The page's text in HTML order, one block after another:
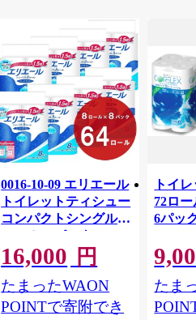
0016-10-09 エリエール
トイレットティシュー
コンパクトシングル 8
ロール×8パック 64ロ
ール 1.5倍巻 82.5m
トイレットペーパー
シングル パルプ100％
香りつき 日用品 消耗
16,000 円
たまったWAON
POINTで寄附でき
トイ
72ロ
6パッ
FSCリ
長巻タ
100％
防災
たま